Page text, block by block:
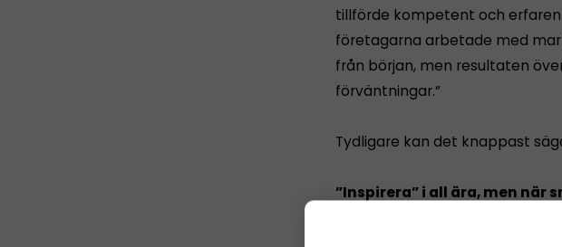
tillförde kompetent och
företagarna arbetade med
från början, men resultaten
förväntningar.”
Tydligare kan det knappast
”Inspirera” i all ära, men